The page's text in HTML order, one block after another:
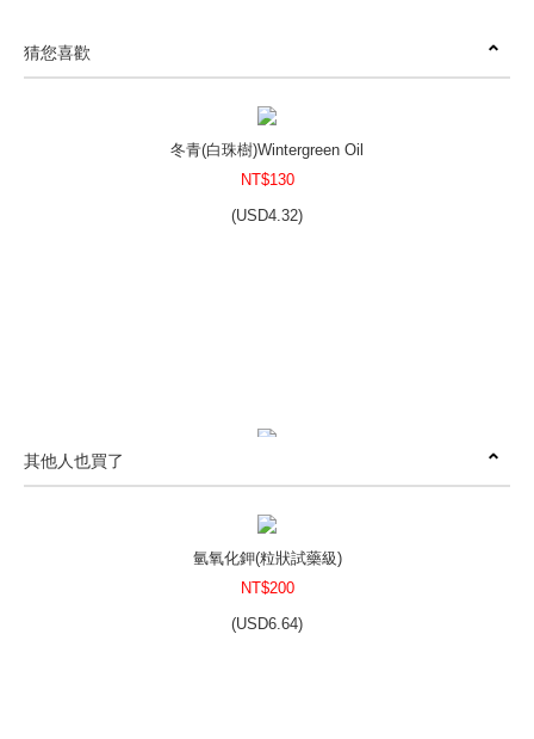
猜您喜歡
冬青(白珠樹)Wintergreen Oil
NT$130
(USD4.32)
USD13.61)
其他人也買了
氫氧化鉀(粒狀試藥級)
NT$200
(USD6.64)